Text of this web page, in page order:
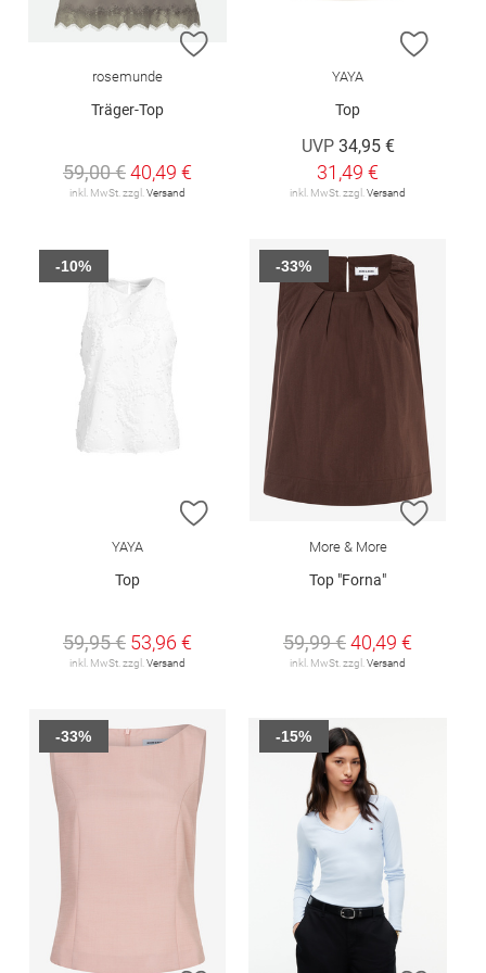
ZUR WUNSCHLISTE HINZUFÜGEN
rosemunde
Träger-Top
59,00 €40,49 €
inkl. MwSt. zzgl. Versand
ZUR
YAYA
Top
UVP 34,95 €
31,49 €
inkl. MwSt. zzgl. Versand
ZUR WUNSCHLISTE HINZUFÜGEN
YAYA
Top
59,95 € 53,96 €
inkl. MwSt. zzgl. Versand
-10%
ZUR
More & More
Top "Forna"
59,99 €40,49 €
inkl. MwSt. zzgl. Versand
-33%
-33% -15%